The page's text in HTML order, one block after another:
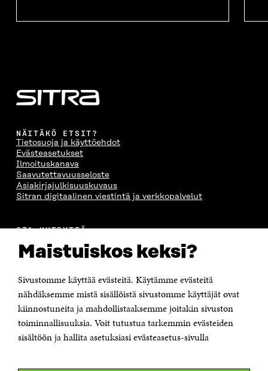
Maistuiskos keksi?
Sivustomme käyttää evästeitä. Käytämme evästeitä
nähdäksemme mistä sisällöistä sivustomme käyttäjät ovat
kiinnostuneita ja mahdollistaaksemme joitakin sivuston
toiminnallisuuksia. Voit tutustua tarkemmin evästeiden
sisältöön ja hallita asetuksiasi evästeasetus-sivulla
NÄITÄKÖ ETSIT?
Tietosuoja ja käyttöehdot
Evästeasetukset
Ilmoituskanava
Saavutettavuusseloste
Asiakirjajulkisuuskuvaus
Sitran digitaalinen viestintä ja verkkopalvelut
OTA YHTEYTTÄ
Itämerenkatu 11-13, PL 160,
00181 Helsinki
Puhelin +358 294 618 991
Sähköpostiosoite
Saapumisohjeet
Y-tunnus 0202132-3